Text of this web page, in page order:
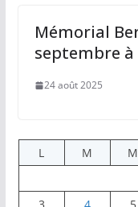
Mémorial
septembre à
24 août 2025
L
M M